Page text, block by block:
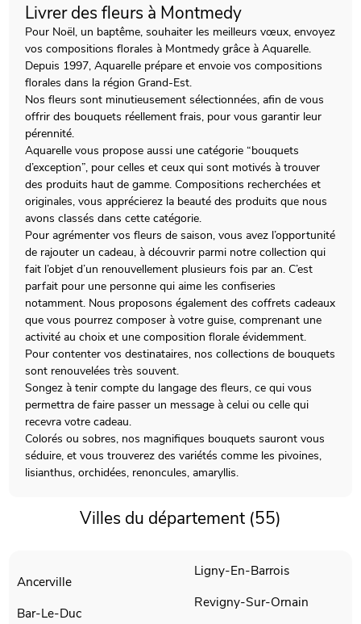
Livrer des fleurs à Montmedy
Pour Noël, un baptême, souhaiter les meilleurs vœux, envoyez
vos compositions florales à Montmedy grâce à Aquarelle.
Depuis 1997, Aquarelle prépare et envoie vos compositions
florales dans la région Grand-Est.
Nos fleurs sont minutieusement sélectionnées, afin de vous
offrir des bouquets réellement frais, pour vous garantir leur
pérennité.
Aquarelle vous propose aussi une catégorie “bouquets
d’exception”, pour celles et ceux qui sont motivés à trouver
des produits haut de gamme. Compositions recherchées et
originales, vous apprécierez la beauté des produits que nous
avons classés dans cette catégorie.
Pour agrémenter vos fleurs de saison, vous avez l’opportunité
de rajouter un cadeau, à découvrir parmi notre collection qui
fait l’objet d’un renouvellement plusieurs fois par an. C’est
parfait pour une personne qui aime les confiseries
notamment. Nous proposons également des coffrets cadeaux
que vous pourrez composer à votre guise, comprenant une
activité au choix et une composition florale évidemment.
Pour contenter vos destinataires, nos collections de bouquets
sont renouvelées très souvent.
Songez à tenir compte du langage des fleurs, ce qui vous
permettra de faire passer un message à celui ou celle qui
recevra votre cadeau.
Colorés ou sobres, nos magnifiques bouquets sauront vous
séduire, et vous trouverez des variétés comme les pivoines,
lisianthus, orchidées, renoncules, amaryllis.
Villes du département (55)
Ancerville
Bar-Le-Duc
Ligny-En-Barrois
Revigny-Sur-Ornain